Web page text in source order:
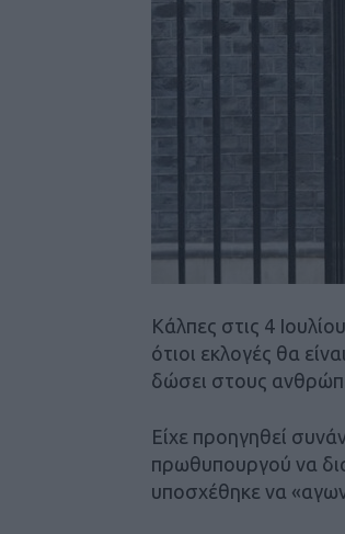
Κάλπες στις 4
ότιοι εκλογές θα
δώσει στους
Είχε προηγηθεί
πρωθυπουργού να
υποσχέθηκε να